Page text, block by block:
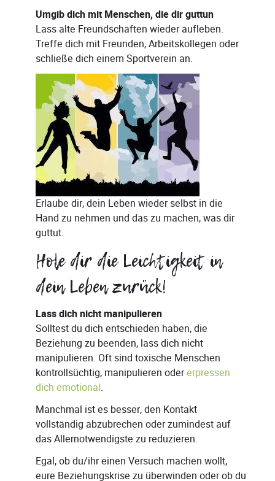
Umgib dich mit Menschen, die dir guttun
Lass alte Freundschaften wieder aufleben.
Treffe dich mit Freunden, Arbeitskollegen oder
schließe dich einem Sportverein an.
Erlaube dir, dein Leben wieder selbst in die
Hand zu nehmen und das zu machen, was dir
guttut.
Hole dir die Leichtigkeit in
dein Leben zurück!
Lass dich nicht manipulieren
Solltest du dich entschieden haben, die
Beziehung zu beenden, lass dich nicht
manipulieren. Oft sind toxische Menschen
kontrollsüchtig, manipulieren odererpressen
dich emotional.
Manchmal ist es besser, den Kontakt
vollständig abzubrechen oder zumindest auf
das Allernotwendigste zu reduzieren.
Egal, ob du/ihr einen Versuch machen wollt,
eure Beziehungskrise zu überwinden oder ob du